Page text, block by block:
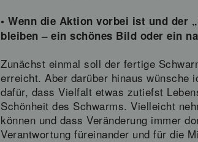
• Wenn die Aktion vorbei ist und der
bleiben – ein schönes Bild oder ein
Zunächst einmal soll der fertige
erreicht. Aber darüber hinaus wünsche
dafür, dass Vielfalt etwas zutiefst
Schönheit des Schwarms. Vielleicht
können und dass Veränderung immer
Verantwortung füreinander und für die